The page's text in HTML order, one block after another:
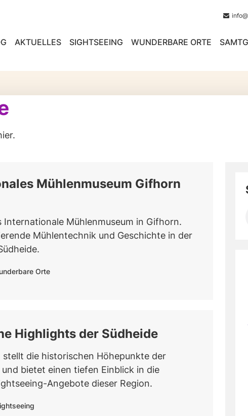
AKTUELLES SIGHTSEEING WUNDERBARE ORTE
Mühlenmuseum Gifhorn
Internationale Mühlenmuseum in Gifhorn.
Mühlentechnik und Geschichte in der
Orte
Highlights der Südheide
stellt die historischen Höhepunkte der
bietet einen tiefen Einblick in die
Angebote dieser Region.